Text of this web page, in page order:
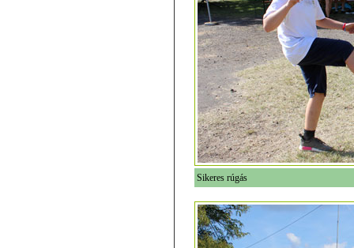
Sikeres rúgás